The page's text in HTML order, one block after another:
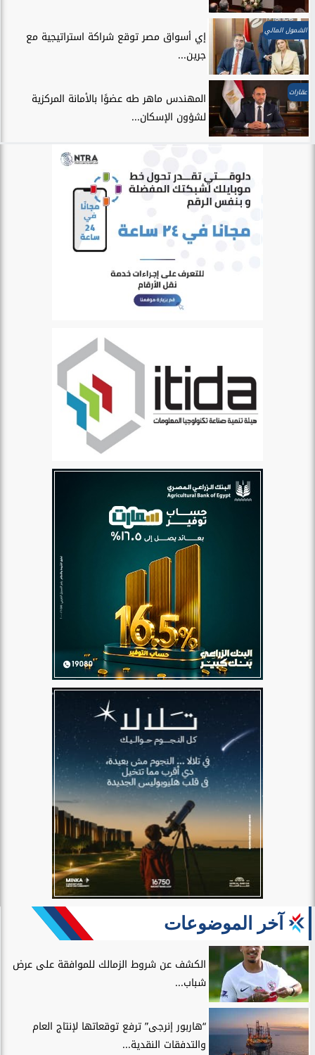
الشمول المالي
إي أسواق مصر توقع شراكة استراتيجية مع
جرين...
عقارات
المهندس ماهر طه عضوًا بالأمانة المركزية
لشؤون الإسكان...
آخر الموضوعات
الكشف عن شروط الزمالك للموافقة على عرض
شباب...
“هاربور إنرجى” ترفع توقعاتها لإنتاج العام
والتدفقات النقدية...